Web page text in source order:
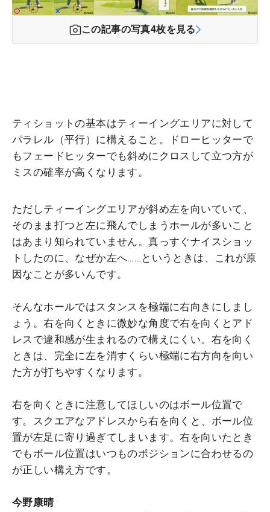
この記事の写真4枚を見る
ティショットの基本はティーイングエリアに対して
パラレル（平行）に構えること。ドローヒッターで
もフェードヒッターでも斜めにクロスして立つ方が
ミスの確率が高くなります。
ただしティーイングエリアが斜め左を向いていて、
そのまま打つと左に飛んでしまうホールが多いこと
はあまり知られていません。真っすぐナイスショッ
トしたのに、なぜか左へ……というときは、これが原
因なことが多いんです。
そんなホールではスタンスを極端に右向きにしまし
ょう。右を向くときに微妙な角度で右を向くとアド
レスで違和感が生まれるので構えにくい。右を向く
ときは、完全に左を消すくらい極端に右方向を向い
た方が打ちやすくなります。
右を向くときに注意してほしいのはボール位置で
す。スクエアなアドレスから右を向くと、ボール位
置が左足に寄り過ぎてしまいます。右を向いたとき
でもボール位置はいつものポジションに合わせるの
が正しい構え方です。
今野康晴